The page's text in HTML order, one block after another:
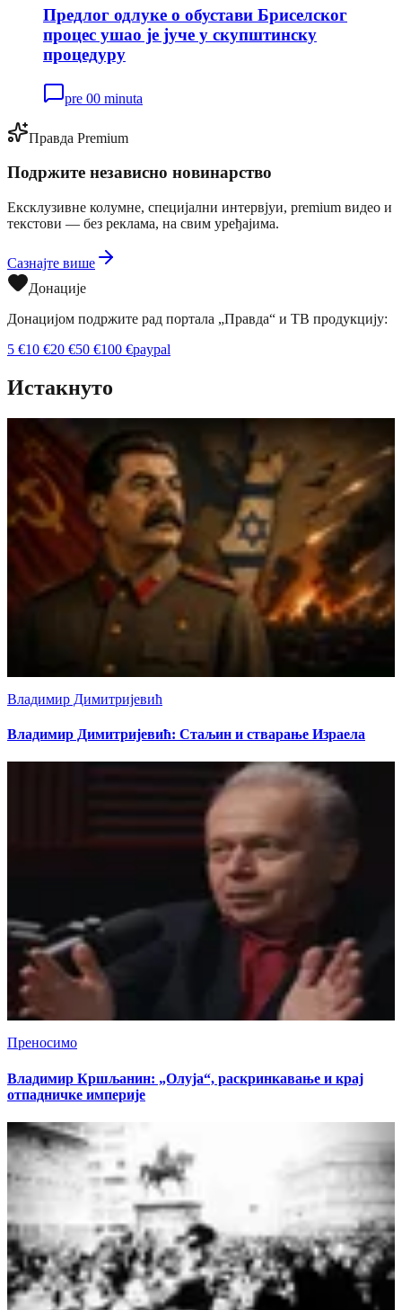
Предлог одлуке о обустави Бриселског
процес ушао је јуче у скупштинску
процедуру
pre 00 minuta
Правда Premium
Подржите независно новинарство
Ексклузивне колумне, специјални интервјуи, premium видео и
текстови — без реклама, на свим уређајима.
Сазнајте више
Донације
Донацијом подржите рад портала „Правда“ и ТВ продукцију:
5 €10 €20 €50 €100 €paypal
Истакнуто
Владимир Димитријевић
Владимир Димитријевић: Стаљин и стварање Израела
Преносимо
Владимир Кршљанин: „Олуја“, раскринкавање и крај
отпадничке империје